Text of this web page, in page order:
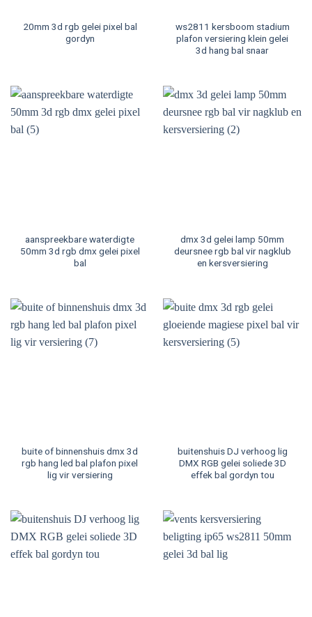
20mm 3d rgb gelei pixel bal
gordyn
ws2811 kersboom stadium
plafon versiering klein gelei
3d hang bal snaar
aanspreekbare waterdigte
50mm 3d rgb dmx gelei pixel
bal
dmx 3d gelei lamp 50mm
deursnee rgb bal vir nagklub
en kersversiering
buite of binnenshuis dmx 3d
rgb hang led bal plafon pixel
lig vir versiering
buitenshuis DJ verhoog lig
DMX RGB gelei soliede 3D
effek bal gordyn tou